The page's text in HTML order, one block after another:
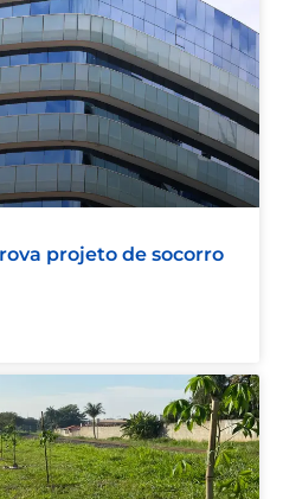
projeto de socorro